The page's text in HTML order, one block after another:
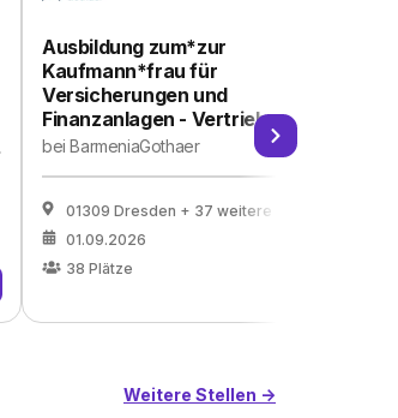
Ausbildung zum*zur
Kaufmann*frau für
Versicherungen und
Finanzanlagen - Vertrieb
beiBarmeniaGothaer
01309 Dresden + 37 weitere
01.09.2026
38 Plätze
Weitere Stellen ->